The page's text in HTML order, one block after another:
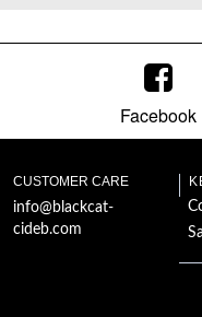
La
Facebook